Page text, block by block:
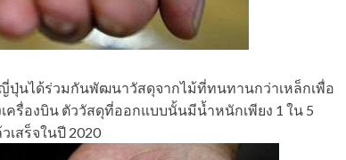
ปุ่นได้ร่วมกันพัฒนาวัสดุจากไม้ที่ทนทานกว่าเหล็กเพื่อ
ครื่องบิน ตัววัสดุที่ออกแบบนั้นมีน้ำหนักเพียง 1 ใน 5
เสร็จในปี 2020